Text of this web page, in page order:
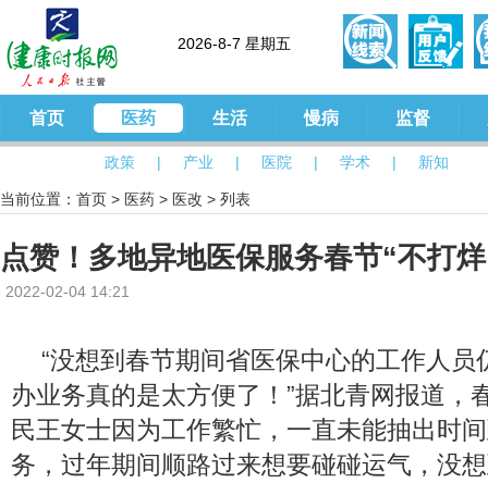
2026-8-7 星期五
首页 医药
政策 | 产业 | 医院 | 学术 | 新知
生活 慢病 监督
当前位置： 首页 > 医药 > 医改 > 列表
点赞！多地异地医保服务春节“不打
2022-02-04 14:21
“没想到春节期间省医保中心的工作人员
办业务真的是太方便了！”据北青网报道，
民王女士因为工作繁忙，一直未能抽出时
务，过年期间顺路过来想要碰碰运气，没